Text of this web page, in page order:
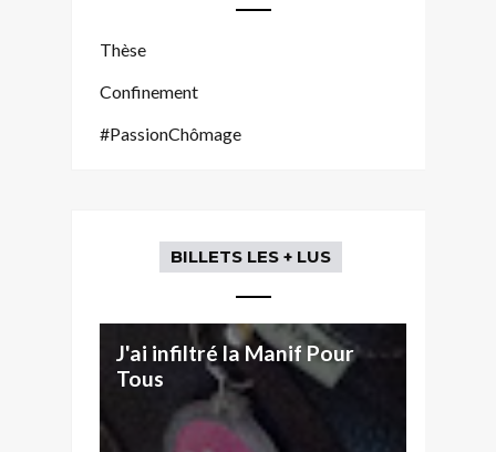
Thèse
Confinement
#PassionChômage
BILLETS LES + LUS
J'ai infiltré la Manif Pour
Tous